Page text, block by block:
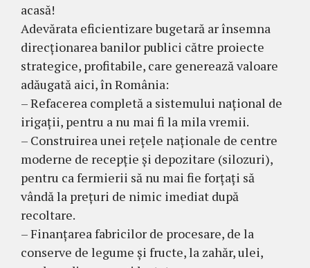
acasă!
Adevărata eficientizare bugetară ar însemna
direcționarea banilor publici către proiecte
strategice, profitabile, care generează valoare
adăugată aici, în România:
– Refacerea completă a sistemului național de
irigații, pentru a nu mai fi la mila vremii.
– Construirea unei rețele naționale de centre
moderne de recepție și depozitare (silozuri),
pentru ca fermierii să nu mai fie forțați să
vândă la prețuri de nimic imediat după
recoltare.
– Finanțarea fabricilor de procesare, de la
conserve de legume și fructe, la zahăr, ulei,